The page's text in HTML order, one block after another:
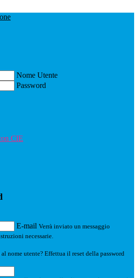
Nome Utente
Password
CIE
E-mail Verrà inviato un messaggio
necessarie.
nome utente? Effettua il reset della password